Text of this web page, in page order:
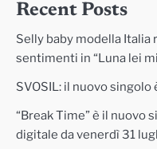
Recent Posts
Selly baby modella Italia
sentimenti in “Luna lei
SVOSIL: il nuovo singolo
“Break Time” è il nuovo
digitale da venerdì 31